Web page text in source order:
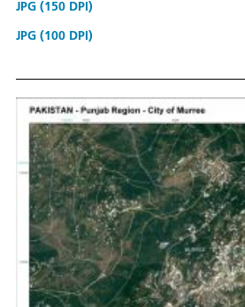
JPG (150 DPI)
JPG (100 DPI)